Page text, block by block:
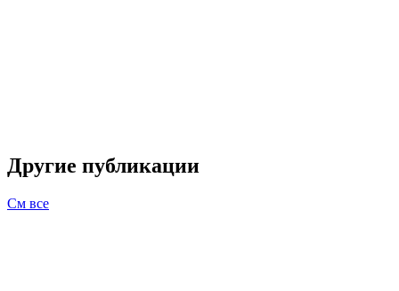
Другие публикации
См все